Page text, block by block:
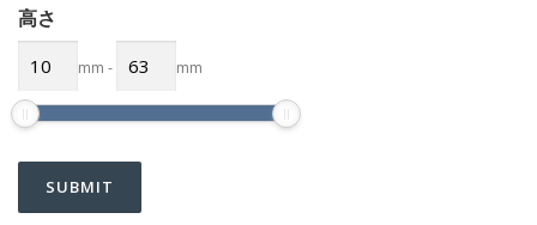
高さ
mm - mm